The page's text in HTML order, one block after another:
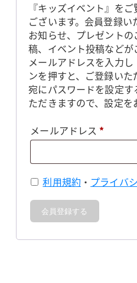
『キッズイベント』を
ございます。会員登録
お知らせ、プレゼント
稿、イベント投稿などが
メールアドレスを入力
ンを押すと、ご登録い
宛にパスワードを設定
ただきますので、設定を
メールアドレス *必
利用規約 ・ プライバ
会員登録する